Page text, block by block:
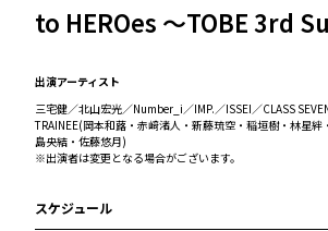
to HEROes ～TOBE 3rd
出演アーティスト
三宅健／北山宏光／Number_i／IMP.／ISSEI／CLASS
TRAINEE(岡本和蕗・赤﨑渚人・新藤琉空・稲垣樹・林星
島央結・佐藤悠月)
※出演者は変更となる場合がございます。
スケジュール